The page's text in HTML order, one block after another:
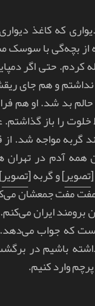
که کاغذ
از بچه‌گی با
کردم.حتی اگر
و هم جای
بد شد. او هم
را باز گذاشتم.
گربه مواجه شد. از
همه آدم در تهران
تصویر] و گربه [تصویر
مفت مفت جمعشان
ایران می‌کنم.
که جواب می‌دهد.
باشیم در
وارد کنیم.